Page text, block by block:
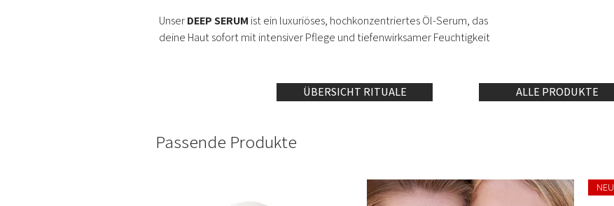
UnserDEEP SERUM ist ein luxuriöses, hochkonzentriertes Öl-Serum, das
deine Haut sofort mit intensiver Pflege und tiefenwirksamer Feuchtigkeit
Die außergewöhnliche Formel enthält extrem wirksamen Öle für
sichtbare
Ergebnisse ab der ersten Anwendung.
Warum Deep Serum so besonders ist:
– ist ein starkes Antioxidans, das freie Radikale abwehrt. So hilft es,
ÜBERSICHT RITUALE ALLE PRODUKTE
Passende Produkte
NEU